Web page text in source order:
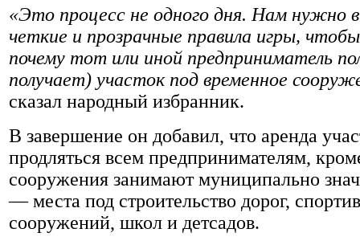
«Это процесс не одного дня. Нам нужно
четкие и прозрачные правила игры,
почему тот или иной предприниматель
получает) участок под временное
сказал народный избранник.
В завершение он добавил, что аренда
продляться всем предпринимателям,
сооружения занимают муниципально
— места под строительство дорог,
сооружений, школ и детсадов.